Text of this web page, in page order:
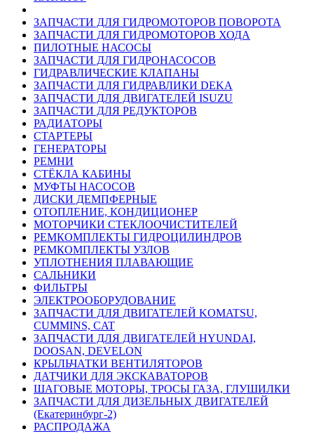
ЗАПЧАСТИ ДЛЯ ГИДРОМОТОРОВ ПОВОРОТА
ЗАПЧАСТИ ДЛЯ ГИДРОМОТОРОВ ХОДА
ПИЛОТНЫЕ НАСОСЫ
ЗАПЧАСТИ ДЛЯ ГИДРОНАСОСОВ
ГИДРАВЛИЧЕСКИЕ КЛАПАНЫ
ЗАПЧАСТИ ДЛЯ ГИДРАВЛИКИ DEKA
ЗАПЧАСТИ ДЛЯ ДВИГАТЕЛЕЙ ISUZU
ЗАПЧАСТИ ДЛЯ РЕДУКТОРОВ
РАДИАТОРЫ
СТАРТЕРЫ
ГЕНЕРАТОРЫ
РЕМНИ
СТЁКЛА КАБИНЫ
МУФТЫ НАСОСОВ
ДИСКИ ДЕМПФЕРНЫЕ
ОТОПЛЕНИЕ, КОНДИЦИОНЕР
МОТОРЧИКИ СТЕКЛООЧИСТИТЕЛЕЙ
РЕМКОМПЛЕКТЫ ГИДРОЦИЛИНДРОВ
РЕМКОМПЛЕКТЫ УЗЛОВ
УПЛОТНЕНИЯ ПЛАВАЮЩИЕ
САЛЬНИКИ
ФИЛЬТРЫ
ЭЛЕКТРООБОРУДОВАНИЕ
ЗАПЧАСТИ ДЛЯ ДВИГАТЕЛЕЙ KOMATSU,
CUMMINS, CAT
ЗАПЧАСТИ ДЛЯ ДВИГАТЕЛЕЙ HYUNDAI,
DOOSAN, DEVELON
КРЫЛЬЧАТКИ ВЕНТИЛЯТОРОВ
ДАТЧИКИ ДЛЯ ЭКСКАВАТОРОВ
ШАГОВЫЕ МОТОРЫ, ТРОСЫ ГАЗА, ГЛУШИЛКИ
ЗАПЧАСТИ ДЛЯ ДИЗЕЛЬНЫХ ДВИГАТЕЛЕЙ
(Екатеринбург-2)
РАСПРОДАЖА